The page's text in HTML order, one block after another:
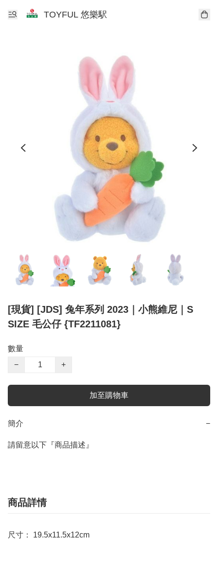
TOYFUL 悠樂駅
[現貨] [JDS] 兔年系列 2023｜小熊維尼｜S
SIZE 毛公仔 {TF2211081}
數量
−
+
加至購物車
簡介 −
請留意以下『商品描述』
商品詳情
尺寸： 19.5x11.5x12cm